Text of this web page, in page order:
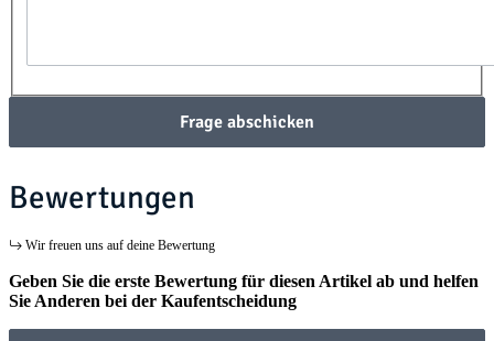
Frage abschicken
Bewertungen
Wir freuen uns auf deine Bewertung
Geben Sie die erste Bewertung für diesen Artikel ab und helfen
Sie Anderen bei der Kaufentscheidung